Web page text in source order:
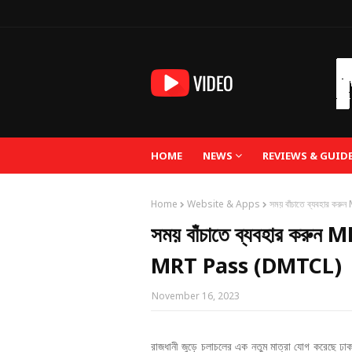
HOME NEWS REVIEWS &
Home Website & Apps সময় বাঁচাতে ব্যবহার
সময় বাঁচাতে ব্যবহার
MRT Pass (DMTCL)
November 16, 2023
রাজধানী জুড়ে চলাচলের এক নতুম মাত্রা যোগ করেছে